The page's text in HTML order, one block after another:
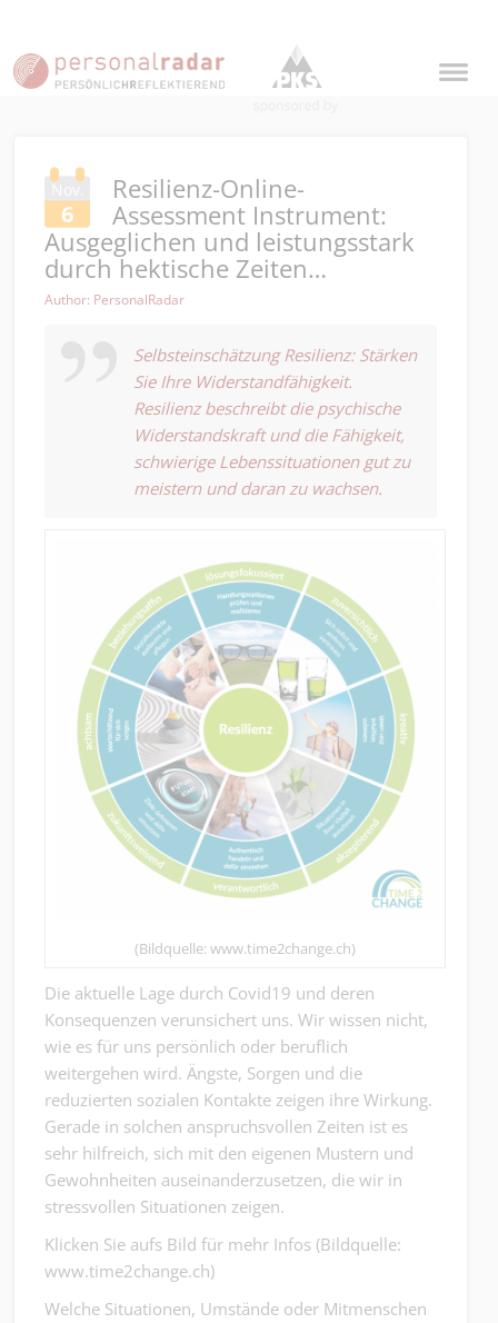
Nov.
6
Resilienz-Online-
Assessment Instrument:
Ausgeglichen und leistungsstark
durch hektische Zeiten…
Author: PersonalRadar
Selbsteinschätzung Resilienz: Stärken
Sie Ihre Widerstandfähigkeit.
Resilienz beschreibt die psychische
Widerstandskraft und die Fähigkeit,
schwierige Lebenssituationen gut zu
meistern und daran zu wachsen.
(Bildquelle: www.time2change.ch)
Die aktuelle Lage durch Covid19 und deren
Konsequenzen verunsichert uns. Wir wissen nicht,
wie es für uns persönlich oder beruflich
weitergehen wird. Ängste, Sorgen und die
reduzierten sozialen Kontakte zeigen ihre Wirkung.
Gerade in solchen anspruchsvollen Zeiten ist es
sehr hilfreich, sich mit den eigenen Mustern und
Gewohnheiten auseinanderzusetzen, die wir in
stressvollen Situationen zeigen.
Klicken Sie aufs Bild für mehr Infos (Bildquelle:
www.time2change.ch)
Welche Situationen, Umstände oder Mitmenschen